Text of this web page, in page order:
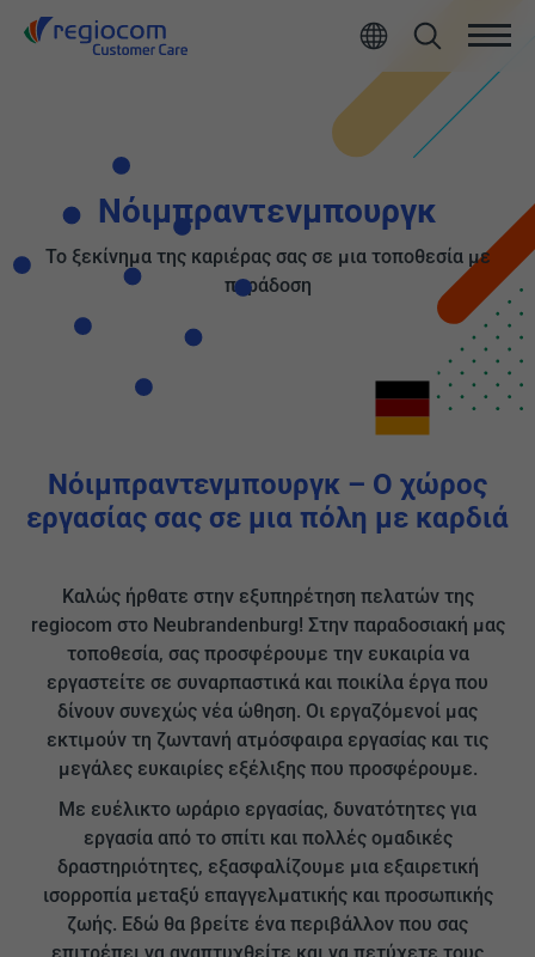
Νόιμπραντενμπουργκ
Το ξεκίνημα της καριέρας σας σε μια τοποθεσία με
παράδοση
Νόιμπραντενμπουργκ – Ο χώρος
εργασίας σας σε μια πόλη με καρδιά
Καλώς ήρθατε στην εξυπηρέτηση πελατών της
regiocom στο Neubrandenburg! Στην παραδοσιακή μας
τοποθεσία, σας προσφέρουμε την ευκαιρία να
εργαστείτε σε συναρπαστικά και ποικίλα έργα που
δίνουν συνεχώς νέα ώθηση. Οι εργαζόμενοί μας
εκτιμούν τη ζωντανή ατμόσφαιρα εργασίας και τις
μεγάλες ευκαιρίες εξέλιξης που προσφέρουμε.
Με ευέλικτο ωράριο εργασίας, δυνατότητες για
εργασία από το σπίτι και πολλές ομαδικές
δραστηριότητες, εξασφαλίζουμε μια εξαιρετική
ισορροπία μεταξύ επαγγελματικής και προσωπικής
ζωής. Εδώ θα βρείτε ένα περιβάλλον που σας